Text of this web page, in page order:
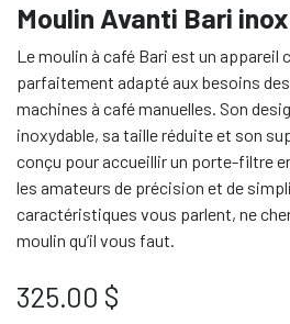
Moulin Avanti Bari inox
Le moulin à café Bari est un
parfaitement adapté aux besoins
machines à café manuelles. Son
inoxydable, sa taille réduite et son
conçu pour accueillir un porte-filtre
les amateurs de précision et de
caractéristiques vous parlent, ne
moulin qu’il vous faut.
325.00 $